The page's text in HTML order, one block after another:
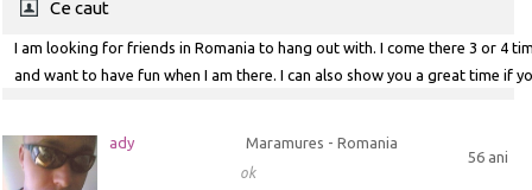
Ce caut
I am looking for friends in Romania to hang out with. I come there 3 or 4
and want to have fun when I am there. I can also show you a great time if
ady
56 ani
Maramures - Romania
ok